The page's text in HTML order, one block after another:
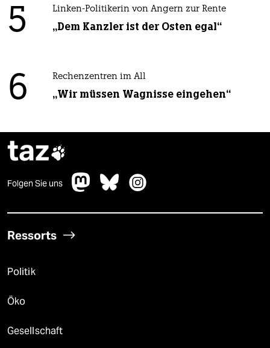
5 Linken-Politikerin von Angern zur Rente
„Dem Kanzler ist der Osten egal“
6 Rechenzentren im All
„Wir müssen Wagnisse eingehen“
taz
Folgen Sie uns
Ressorts
Politik
Öko
Gesellschaft